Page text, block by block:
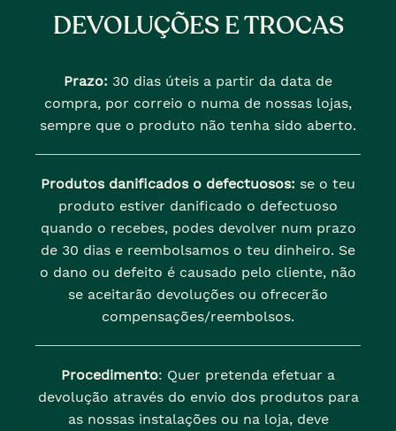
DEVOLUÇÕES E TROCAS
Prazo: 30 dias úteis a partir da data de
compra, por correio o numa de nossas lojas,
sempre que o produto não tenha sido aberto.
Produtos danificados o defectuosos: se o teu
produto estiver danificado o defectuoso
quando o recebes, podes devolver num prazo
de 30 dias e reembolsamos o teu dinheiro. Se
o dano ou defeito é causado pelo cliente, não
se aceitarão devoluções ou ofrecerão
compensações/reembolsos.
Procedimento: Quer pretenda efetuar a
devolução através do envio dos produtos para
as nossas instalações ou na loja, deve